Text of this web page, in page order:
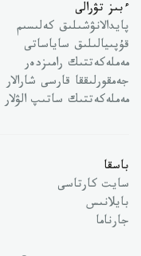
ءبىز تۋرالى
پايدالانۋشىلىق كەلىسىم
قۇپىيالىلىق ساياساتى
مەملەكەتتىك رامىزدەر
جەمقورلىققا قارسى شارالار
مەملەكەتتىك ساتىپ الۋلار
باسقا
سايت كارتاسى
بايلانىس
جارناما